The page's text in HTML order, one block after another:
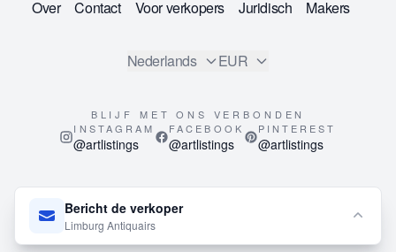
Bericht de verkoper
Limburg Antiquairs
Over Contact Voor verkopers Juridisch Makers
Nederlands EUR
BLIJF MET ONS VERBONDEN
INSTAGRAM
@artlistings
FACEBOOK
@artlistings
PINTEREST
@artlistings
© 2026ArtListings™. All Rights Reserved.
This site is protected by reCAPTCHA and the Google
Privacy
Policyand